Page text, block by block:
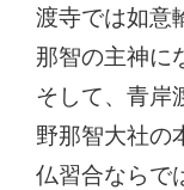
渡寺では如意
那智の主神に
そして、青岸
野那智大社の
仏習合ならで